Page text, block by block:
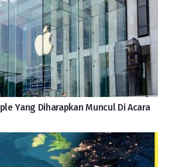
Yang Diharapkan Muncul Di Acara